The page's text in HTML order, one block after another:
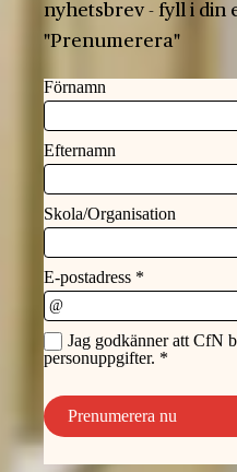
nyhetsbrev - fyll i din
"Prenumerera"